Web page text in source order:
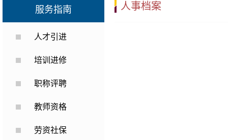
服务指南
人才引进
培训进修
职称评聘
教师资格
劳资社保
人事档案